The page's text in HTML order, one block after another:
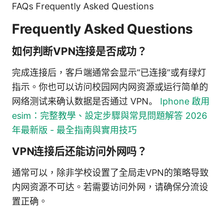
FAQs Frequently Asked Questions
Frequently Asked Questions
如何判断VPN连接是否成功？
完成连接后，客户端通常会显示“已连接”或有绿灯
指示。你也可以访问校园网内网资源或运行简单的
网络测试来确认数据是否通过 VPN。 Iphone 啟用
esim：完整教學、設定步驟與常見問題解答 2026
年最新版 - 最全指南與實用技巧
VPN连接后还能访问外网吗？
通常可以，除非学校设置了全局走VPN的策略导致
内网资源不可达。若需要访问外网，请确保分流设
置正确。